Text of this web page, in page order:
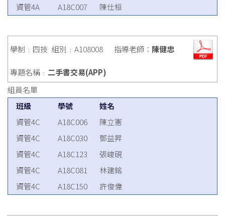
資管4A
A18C007 陳仕桓
學制﹕四技 組別﹕A108008 指導老師： 陳健忠
專題名稱﹕ 二手書交易(APP)
組員名單
班級
學號
姓名
資管4C
A18C006
陳立憲
資管4C
A18C030
鄧益昇
資管4C
A18C123
張峻硯
資管4C
A18C081
林建銘
資管4C
A18C150 許俊偉